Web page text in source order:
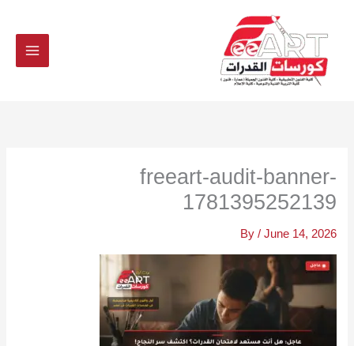
freeart-audit-banner-
1781395252139
By / June 14, 2026